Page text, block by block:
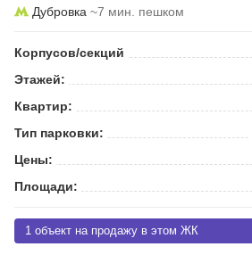
Дубровка ~7 мин. пешком
Корпусов/секций
Этажей:
Квартир:
Тип парковки:
Цены:
Площади:
1 объект на продажу в этом ЖК